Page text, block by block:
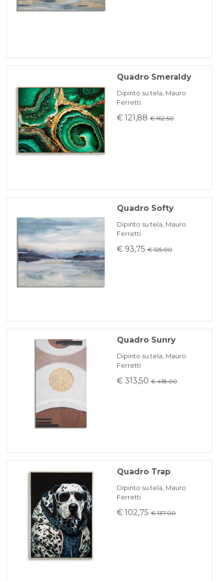
Quadro Smeraldy
Dipinto su tela, Mauro
Ferretti
€ 121,88 € 162.50
Quadro Softy
Dipinto su tela, Mauro
Ferretti
€ 93,75 € 125.00
Quadro Sunry
Dipinto su tela, Mauro
Ferretti
€ 313,50 € 418.00
Quadro Trap
Dipinto su tela, Mauro
Ferretti
€ 102,75 € 137.00